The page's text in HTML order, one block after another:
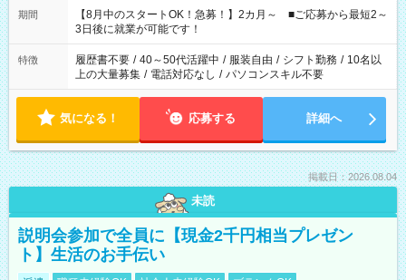
「できれば残業はしたくない」 など、ご希望を教えてください
ね。 ※Wワーク希望の方へ 今ご覧のお仕事で希望する勤務時間
と、もう1つのお仕事の勤務時間。 合計で週40時間を超える場
合は応募できません。
期間
【8月中のスタートOK！急募！】2カ月～ ■ご応募から最短2～
3日後に就業が可能です！
特徴 履歴書不要 / 40～50代活躍中 / 服装自由 / シフト勤務 / 10名以
上の大量募集 / 電話対応なし / パソコンスキル不要
気になる！ 応募する 詳細へ
掲載日：2026.08.04
未読
説明会参加で全員に【現金2千円相当プレゼン
ト】生活のお手伝い